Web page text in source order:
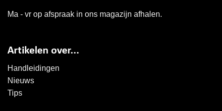
Ma - vr op afspraak in ons magazijn afhalen.
Artikelen over...
Handleidingen
Nieuws
Tips